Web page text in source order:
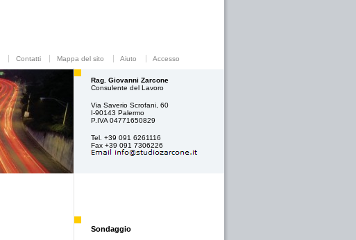
Contatti Mappa del sito Aiuto Accesso
Rag. Giovanni Zarcone
Consulente del Lavoro
Via Saverio Scrofani, 60
I-90143 Palermo
P.IVA 04771650829
Tel. +39 091 6261116
Fax +39 091 7306226
Sondaggio